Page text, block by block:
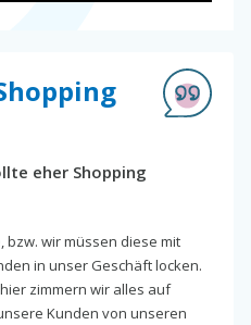
eher Shopping
bzw. wir müssen diese mit
in unser Geschäft locken.
zimmern wir alles auf
Kunden von unseren